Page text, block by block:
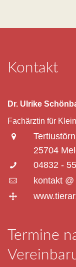
Kontakt
Dr. Ulrike
Fachärztin für
25704
04832 -
kontakt
Termine